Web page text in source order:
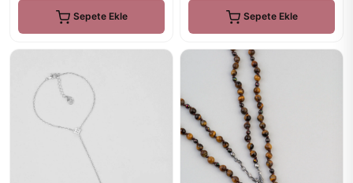
Sepete Ekle Sepete Ekle